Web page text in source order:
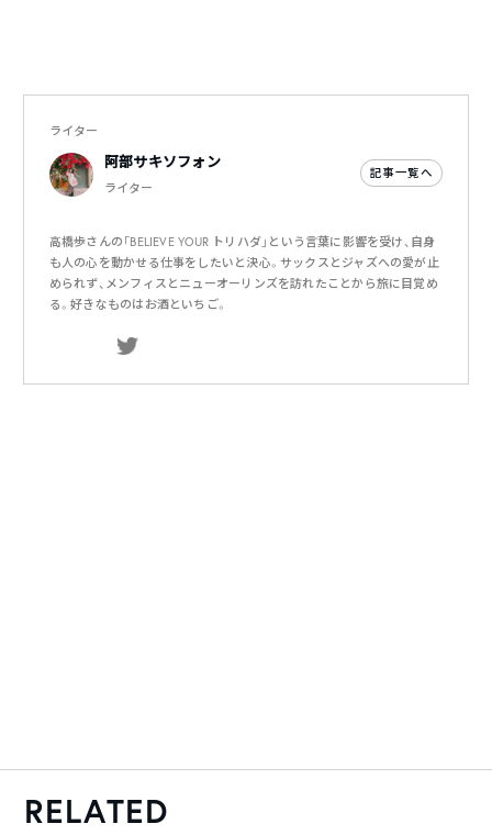
ライター
阿部サキソフォン
ライター
記事一覧へ
高橋歩さんの「BELIEVE YOUR トリハダ」という言葉に影響を受け、自身
も人の心を動かせる仕事をしたいと決心。サックスとジャズへの愛が止
められず、メンフィスとニューオーリンズを訪れたことから旅に目覚め
る。好きなものはお酒といちご。
RELATED